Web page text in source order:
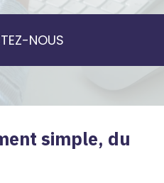
NOUS
simple, du